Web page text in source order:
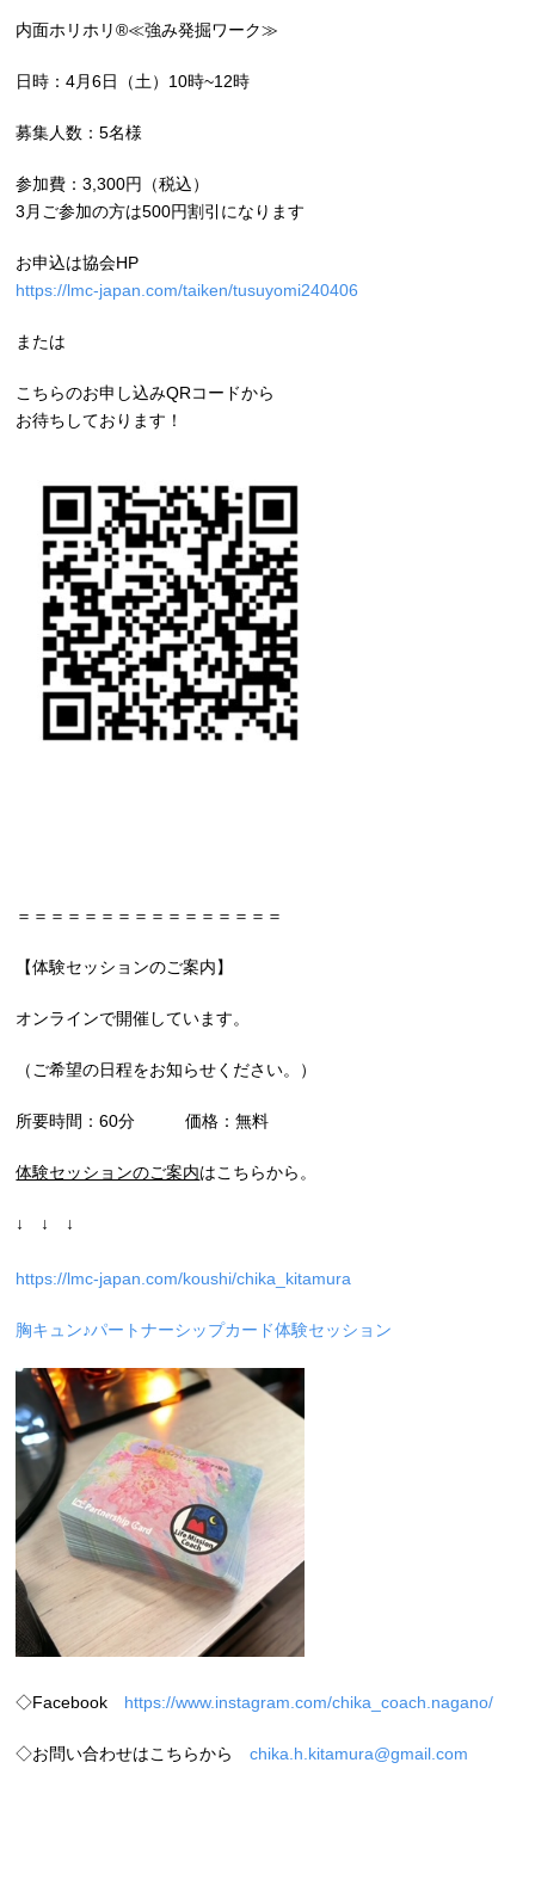
内面ホリホリ®≪強み発掘ワーク≫
日時：4月6日（土）10時~12時
募集人数：5名様
参加費：3,300円（税込）
3月ご参加の方は500円割引になります
お申込は協会HP
https://lmc-japan.com/taiken/tusuyomi240406
または
こちらのお申し込みQRコードから
お待ちしております！
＝＝＝＝＝＝＝＝＝＝＝＝＝＝＝＝
【体験セッションのご案内】
オンラインで開催しています。
（ご希望の日程をお知らせください。）
所要時間：60分 価格：無料
体験セッションのご案内はこちらから。
↓ ↓ ↓
https://lmc-japan.com/koushi/chika_kitamura
胸キュン♪パートナーシップカード体験セッション
◇Facebook https://www.instagram.com/chika_coach.nagano/
◇お問い合わせはこちらからchika.h.kitamura@gmail.com